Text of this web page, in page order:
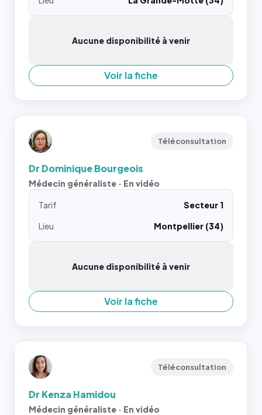
Aucune disponibilité à venir
Voir la fiche
Téléconsultation
Dr Dominique Bourgeois
Médecin généraliste · En vidéo
Tarif
Secteur 1
Lieu
Montpellier (34)
Aucune disponibilité à venir
Voir la fiche
Téléconsultation
Dr Kenza Hamidou
Médecin généraliste · En vidéo